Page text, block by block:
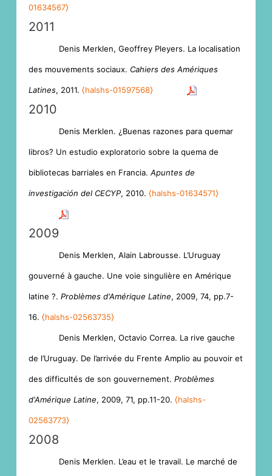
01634567⟩
2011
Denis Merklen, Geoffrey Pleyers. La localisation
des mouvements sociaux. Cahiers des Amériques
Latines, 2011. ⟨halshs-01597568⟩
2010
Denis Merklen. ¿Buenas razones para quemar
libros? Un estudio exploratorio sobre la quema de
bibliotecas barriales en Francia. Apuntes de
investigación del CECYP, 2010. ⟨halshs-01634571⟩
2009
Denis Merklen, Alain Labrousse. L’Uruguay
gouverné à gauche. Une voie singulière en Amérique
latine ?. Problèmes d'Amérique Latine, 2009, 74, pp.7-
16. ⟨halshs-02563735⟩
Denis Merklen, Octavio Correa. La rive gauche
de l’Uruguay. De l’arrivée du Frente Amplio au pouvoir et
des difficultés de son gouvernement. Problèmes
d'Amérique Latine, 2009, 71, pp.11-20. ⟨halshs-
02563773⟩
2008
Denis Merklen. L’eau et le travail. Le marché de